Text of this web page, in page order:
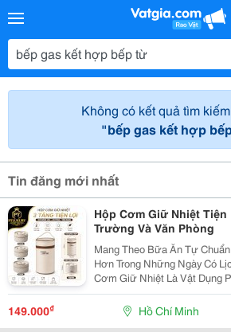
Không có kết quả tìm
"bếp gas kết hợp
Tin đăng mới nhất
Hộp Cơm Giữ Nhiệt
Trường Và Văn Phòng
Mang Theo Bữa Ăn Tự
Hơn Trong Những Ngày Có
Cơm Giữ Nhiệt Là Vật Dụng
Món Ăn, Dễ Dàng Mang
Tham Gia Các Hoạt Động Bên Ngoài. Lựa
Nhiều...
149.000₫ Hồ Chí Minh